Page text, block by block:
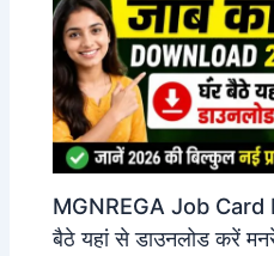
MGNREGA Job
बैठे यहां से डाउनलोड करें